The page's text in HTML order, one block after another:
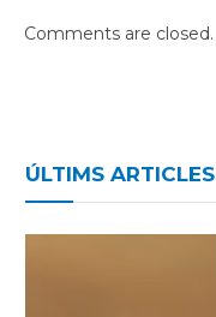
Comments are closed.
ÚLTIMS ARTICLES